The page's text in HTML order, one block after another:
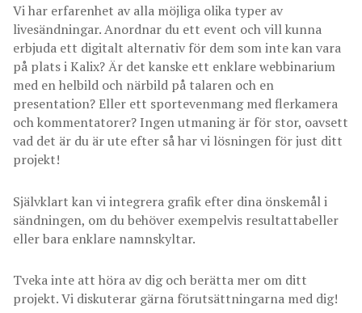
Vi har erfarenhet av alla möjliga olika typer av
livesändningar. Anordnar du ett event och vill kunna
erbjuda ett digitalt alternativ för dem som inte kan vara
på plats i Kalix? Är det kanske ett enklare webbinarium
med en helbild och närbild på talaren och en
presentation? Eller ett sportevenmang med flerkamera
och kommentatorer? Ingen utmaning är för stor, oavsett
vad det är du är ute efter så har vi lösningen för just ditt
projekt!
Självklart kan vi integrera grafik efter dina önskemål i
sändningen, om du behöver exempelvis resultattabeller
eller bara enklare namnskyltar.
Tveka inte att höra av dig och berätta mer om ditt
projekt. Vi diskuterar gärna förutsättningarna med dig!